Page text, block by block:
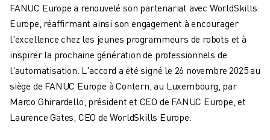
ROBOTS DELTA
ROBOTS POUR L'ALIMENTATION ET LES SALLES BLANCHES
ROBOTS PALETTISEURS
ROBOTS SCARA
CENTRES D'USINAGE CNC COMPACTS
RECHERCHE DE ROBODRILL
ROBODRILL CENTRES D'USINAGE CNC COMPACTS
FANUC Europe a renouvelé son partenariat avec WorldSkills
Europe, réaffirmant ainsi son engagement à encourager
l'excellence chez les jeunes programmeurs de robots et à
inspirer la prochaine génération de professionnels de
l'automatisation. L'accord a été signé le 26 novembre 2025 au
siège de FANUC Europe à Contern, au Luxembourg, par
Marco Ghirardello, président et CEO de FANUC Europe, et
Laurence Gates, CEO de WorldSkills Europe.